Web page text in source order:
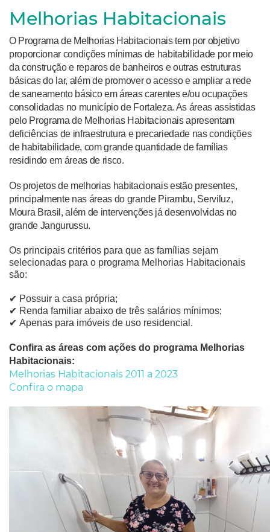
Melhorias Habitacionais
O Programa de Melhorias Habitacionaistem por objetivo
proporcionar condições mínimas de habitabilidade por meio
da construção e reparos de banheiros e outras estruturas
básicas do lar, além de promover o acesso e ampliar a rede
de saneamento básico em áreas carentes e/ou ocupações
consolidadas no município de Fortaleza. As áreas assistidas
pelo Programa de Melhorias Habitacionais apresentam
deficiências de infraestrutura e precariedade nas condições
de habitabilidade, com grande quantidade de famílias
residindo em áreas de risco.
Os projetos de melhorias habitacionais estão presentes,
principalmente nas áreas do grande Pirambu, Serviluz,
Moura Brasil, além de intervenções já desenvolvidas no
grande Jangurussu.
Os principais critérios para que as famílias sejam
selecionadas para o programa Melhorias Habitacionais
são:
✔︎ Possuir a casa própria;
✔︎ Renda familiar abaixo de três salários mínimos;
✔︎ Apenas para imóveis de uso residencial.
Confira as áreas com ações do programa Melhorias
Habitacionais:
Melhorias Habitacionais 2011 a 2023
Confira o mapa